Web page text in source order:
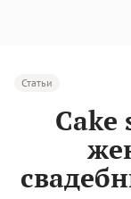
Статьи
Cake